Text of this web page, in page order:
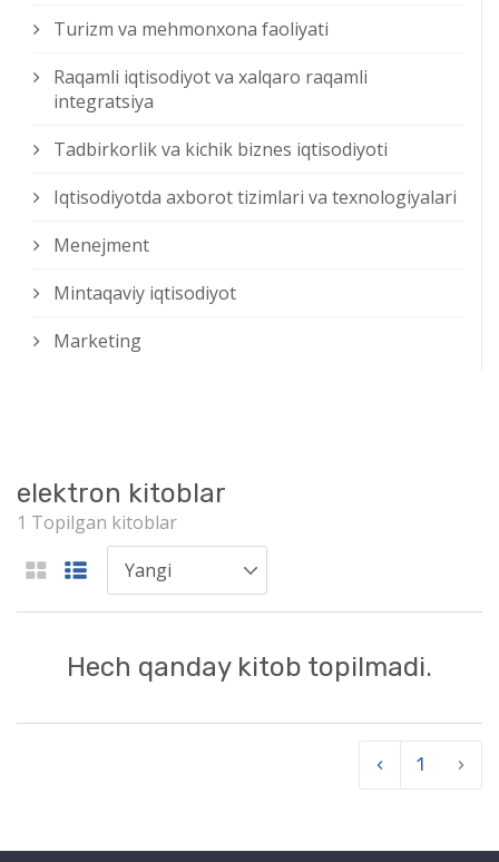
Turizm va mehmonxona faoliyati
Raqamli iqtisodiyot va xalqaro raqamli
integratsiya
Tadbirkorlik va kichik biznes iqtisodiyoti
Iqtisodiyotda axborot tizimlari va texnologiyalari
Menejment
Mintaqaviy iqtisodiyot
Marketing
elektron kitoblar
1 Topilgan kitoblar
Hech qanday kitob topilmadi.
‹ 1 ›